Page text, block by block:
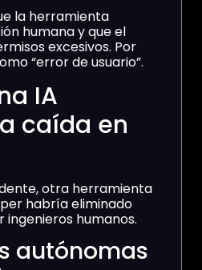
la herramienta
humana y que el
excesivos. Por
“error de usuario”.
IA
caída en
otra herramienta
habría eliminado
humanos.
autónomas